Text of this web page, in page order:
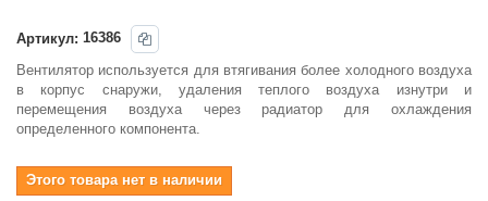
Артикул: 16386
Вентилятор используется для втягивания более холодного воздуха
в корпус снаружи, удаления теплого воздуха изнутри и
перемещения воздуха через радиатор для охлаждения
определенного компонента.
Этого товара нет в наличии